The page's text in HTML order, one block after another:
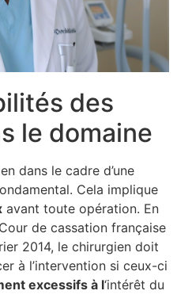
des
le domaine
dans le cadre d’une
Cela implique
avant toute opération. En
de cassation française
2014, le chirurgien doit
à l’intervention si ceux-ci
ent excessifs à l‘intérêt du